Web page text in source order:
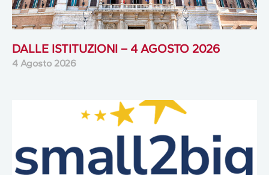
DALLE ISTITUZIONI – 4 AGOSTO 2026
4 Agosto 2026